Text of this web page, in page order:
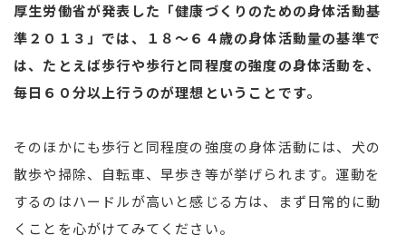
厚生労働省が発表した「健康づくりのための身体活動基
準２０１３」では、１８〜６４歳の身体活動量の基準で
は、たとえば歩行や歩行と同程度の強度の身体活動を、
毎日６０分以上行うのが理想ということです。
そのほかにも歩行と同程度の強度の身体活動には、犬の
散歩や掃除、自転車、早歩き等が挙げられます。運動を
するのはハードルが高いと感じる方は、まず日常的に動
くことを心がけてみてください。